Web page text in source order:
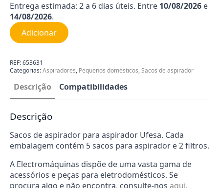
Entrega estimada: 2 a 6 dias úteis. Entre 10/08/2026 e
14/08/2026.
Adicionar
REF:653631
Categorias:Aspiradores, Pequenos domésticos,Sacos de aspirador
Descrição Compatibilidades
Descrição
Sacos de aspirador para aspirador Ufesa. Cada
embalagem contém 5 sacos para aspirador e 2 filtros.
A Electromáquinas dispõe de uma vasta gama de
acessórios e peças para eletrodomésticos. Se
procura algo e não encontra, consulte-nos aqui.